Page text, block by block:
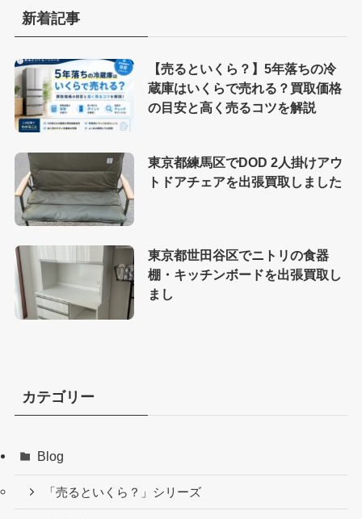
新着記事
【売るといくら？】5年落ちの冷
蔵庫はいくらで売れる？買取価格
の目安と高く売るコツを解説
東京都練馬区でDOD 2人掛けアウ
トドアチェアを出張買取しました
東京都世田谷区でニトリの食器
棚・キッチンボードを出張買取し
まし
カテゴリー
Blog
「売るといくら？」シリーズ